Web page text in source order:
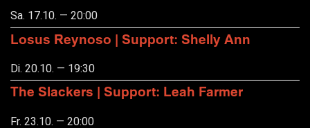
Sa. 17.10. — 20:00
Losus Reynoso | Support: Shelly Ann
Di. 20.10. — 19:30
The Slackers | Support: Leah Farmer
Fr. 23.10. — 20:00